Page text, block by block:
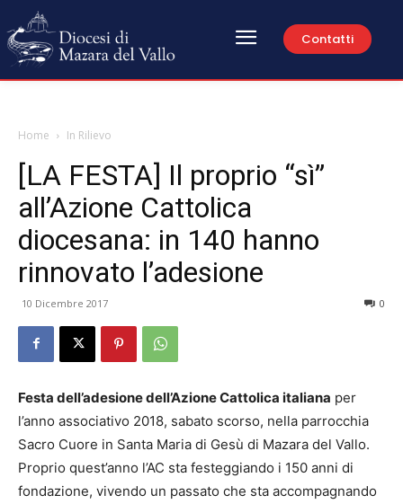
Contatti
Home In Rilievo
[LA FESTA] Il proprio “sì”
all’Azione Cattolica
diocesana: in 140 hanno
rinnovato l’adesione
10 Dicembre 2017 0
Festa dell’adesione dell’Azione Cattolica italiana per
l’anno associativo 2018, sabato scorso, nella parrocchia
Sacro Cuore in Santa Maria di Gesù di Mazara del Vallo.
Proprio quest’anno l’AC sta festeggiando i 150 anni di
fondazione, vivendo un passato che sta accompagnando